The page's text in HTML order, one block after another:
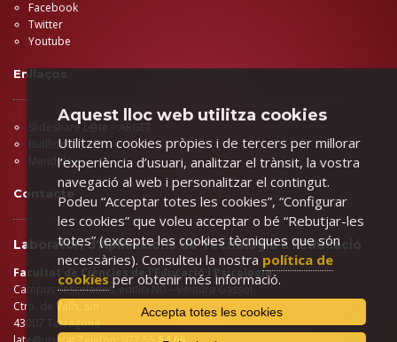
Facebook
Twitter
Youtube
Enllaços
Slideshare L@te – ARGET
Butlletins
Mendeley
Contacte
Laboratori d'Aplicacions de Tecnologia a l'Educació
Facultat de Ciències de l'Educació i Psicologia
Campus Sescelades, edifici N0 – Ventura Gassol
Ctra. de Valls, s/n
43007 Tarragona
Aquest lloc web utilitza cookies
Utilitzem cookies pròpies i de tercers per millorar
l’experiència d’usuari, analitzar el trànsit, la vostra
navegació al web i personalitzar el contingut.
Podeu “Acceptar totes les cookies”, “Configurar
les cookies” que voleu acceptar o bé “Rebutjar-les
totes” (excepte les cookies tècniques que són
necessàries). Consulteu la nostra política de
cookies per obtenir més informació.
Accepta totes les cookies